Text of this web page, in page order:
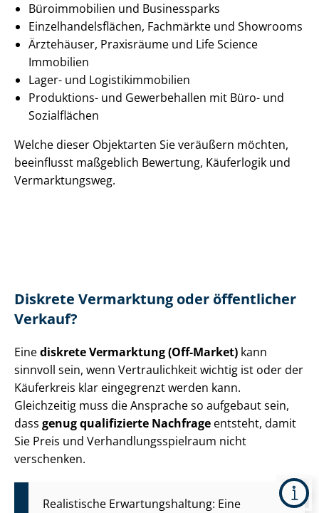
Büroimmobilien und Businessparks
Ein­zel­han­dels­flä­chen, Fachmärkte und Showrooms
Ärztehäuser, Praxisräume und Life Science
Immobilien
Lager- und Lo­gis­tik­im­mo­bi­li­en
Produktions- und Gewerbehallen mit Büro- und
Sozialflächen
Welche dieser Objektarten Sie veräußern möchten,
beeinflusst maßgeblich Bewertung, Käuferlogik und
Vermarktungsweg.
Diskrete Vermarktung oder öffentlicher
Verkauf?
Einediskrete Vermarktung (Off-Market) kann
sinnvoll sein, wenn Vertraulichkeit wichtig ist oder der
Käuferkreis klar eingegrenzt werden kann.
Gleichzeitig muss die Ansprache so aufgebaut sein,
dass genug qualifizierte Nachfrage entsteht, damit
Sie Preis und Ver­hand­lungs­spiel­raum nicht
verschenken.
Realistische Er­war­tungs­hal­tung: Eine